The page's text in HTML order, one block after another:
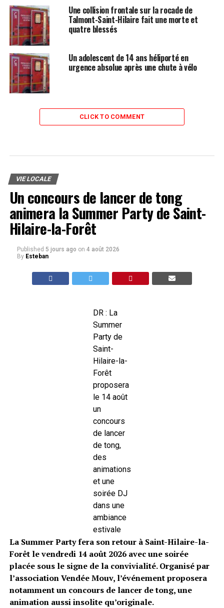
Une collision frontale sur la rocade de
Talmont-Saint-Hilaire fait une morte et
quatre blessés
Un adolescent de 14 ans héliporté en
urgence absolue après une chute à vélo
CLICK TO COMMENT
VIE LOCALE
Un concours de lancer de tong
animera la Summer Party de Saint-
Hilaire-la-Forêt
Published 5 jours ago on 4 août 2026
By Esteban
DR : La
Summer
Party de
Saint-
Hilaire-la-
Forêt
proposera
le 14 août
un
concours
de lancer
de tong,
des
animations
et une
soirée DJ
dans une
ambiance
estivale
La Summer Party fera son retour à Saint-Hilaire-la-
Forêt le vendredi 14 août 2026 avec une soirée
placée sous le signe de la convivialité. Organisé par
l’association Vendée Mouv, l’événement proposera
notamment un concours de lancer de tong, une
animation aussi insolite qu’originale.